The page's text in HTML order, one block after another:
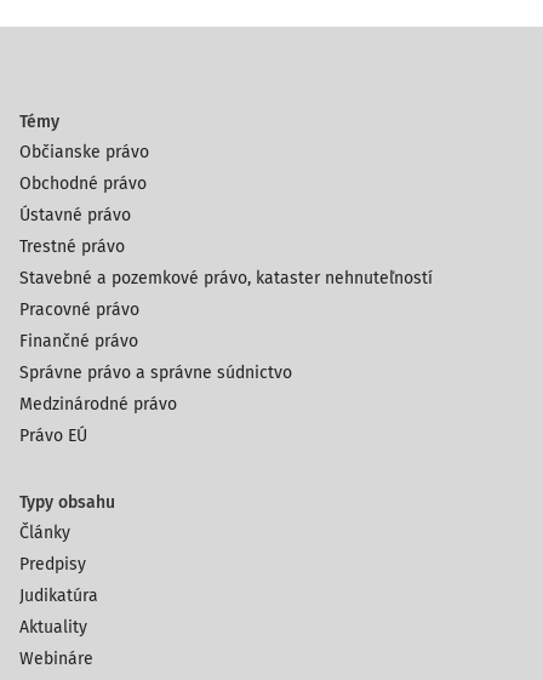
Témy
Občianske právo
Obchodné právo
Ústavné právo
Trestné právo
Stavebné a pozemkové právo, kataster nehnuteľností
Pracovné právo
Finančné právo
Správne právo a správne súdnictvo
Medzinárodné právo
Právo EÚ
Typy obsahu
Články
Predpisy
Judikatúra
Aktuality
Webináre